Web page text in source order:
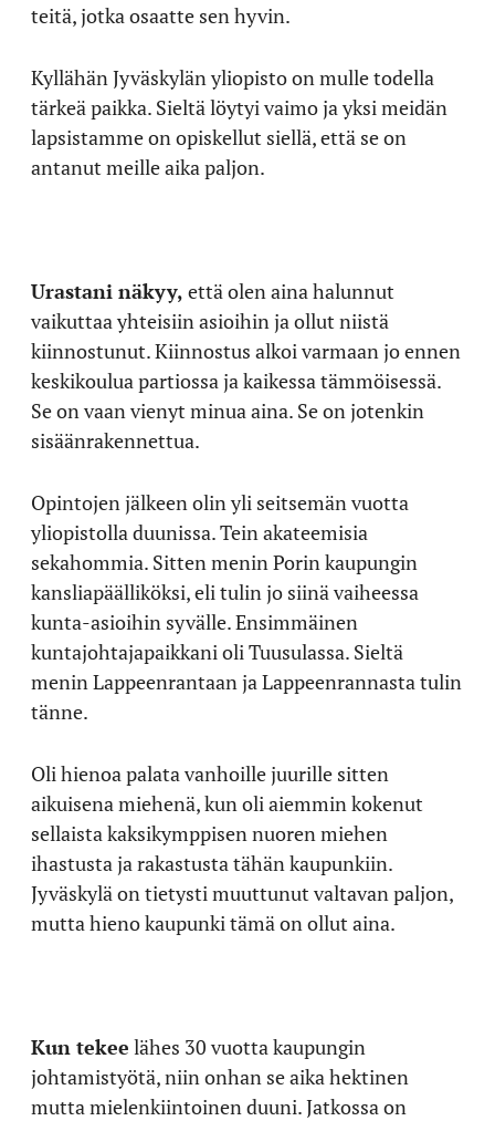
teitä, jotka osaatte sen hyvin.
Kyllähän Jyväskylän yliopisto on mulle todella
tärkeä paikka. Sieltä löytyi vaimo ja yksi meidän
lapsistamme on opiskellut siellä, että se on
antanut meille aika paljon.
Urastani näkyy, että olen aina halunnut
vaikuttaa yhteisiin asioihin ja ollut niistä
kiinnostunut. Kiinnostus alkoi varmaan jo ennen
keskikoulua partiossa ja kaikessa tämmöisessä.
Se on vaan vienyt minua aina. Se on jotenkin
sisäänrakennettua.
Opintojen jälkeen olin yli seitsemän vuotta
yliopistolla duunissa. Tein akateemisia
sekahommia. Sitten menin Porin kaupungin
kansliapäälliköksi, eli tulin jo siinä vaiheessa
kunta-asioihin syvälle. Ensimmäinen
kuntajohtajapaikkani oli Tuusulassa. Sieltä
menin Lappeenrantaan ja Lappeenrannasta tulin
tänne.
Oli hienoa palata vanhoille juurille sitten
aikuisena miehenä, kun oli aiemmin kokenut
sellaista kaksikymppisen nuoren miehen
ihastusta ja rakastusta tähän kaupunkiin.
Jyväskylä on tietysti muuttunut valtavan paljon,
mutta hieno kaupunki tämä on ollut aina.
Kun tekee lähes 30 vuotta kaupungin
johtamistyötä, niin onhan se aika hektinen
mutta mielenkiintoinen duuni. Jatkossa on